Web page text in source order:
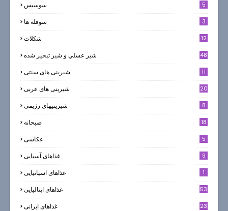
سوسيس 5
سوفله ها 3
شکلات
12
شير عسلي و شير تبخير شده 48
شیرینی های سنتی 11
شیرینی های عربی 20
شیرینیهای رژیمی 8
صبحانه 18
عکاسی 5
غذاهای آسیایی 9
غذاهای اسپانیایی 1
غذاهای ایتالیایی 53
غذاهای ایرانی 23